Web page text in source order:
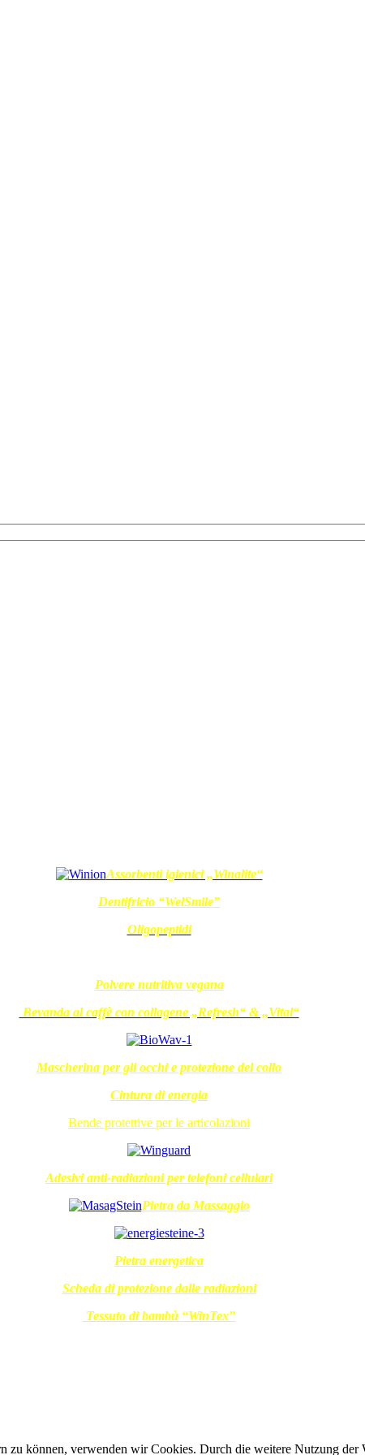
Assorbenti igienici „Winalite“
Dentifricio “WelSmile”
Oligopeptidi
Polvere nutritiva vegana
Bevanda al caffè con collagene „Refresh“ & „Vital“
Mascherina per gli occhi e protezione del collo
Cintura di energia
Bende protettive per le articolazioni
Adesivi anti-radiazioni per telefoni cellulari
Pietra da Massaggio
Pietra energetica
Scheda di protezione dalle radiazioni
Tessuto di bambù “WinTex”
zu können, verwenden wir Cookies. Durch die weitere Nutzung